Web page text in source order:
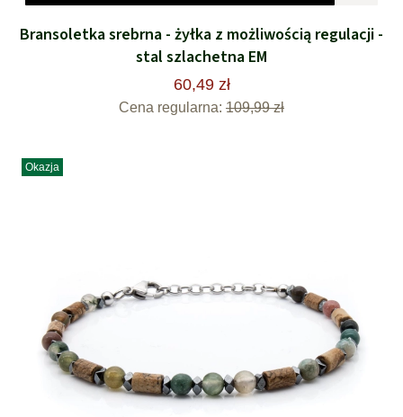
Bransoletka srebrna - żyłka z możliwością regulacji -
stal szlachetna EM
60,49 zł
Cena regularna: 109,99 zł
Okazja